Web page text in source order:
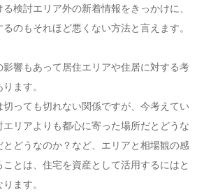
検討エリア外の新着情報をきっかけに、
のもそれほど悪くない方法と言えます。
影響もあって居住エリアや住居に対する考
ます。
切っても切れない関係ですが、今考えてい
エリアよりも都心に寄った場所だとどうな
どうなのか？など、エリアと相場観の感
とは、住宅を資産として活用するにはと
ます。